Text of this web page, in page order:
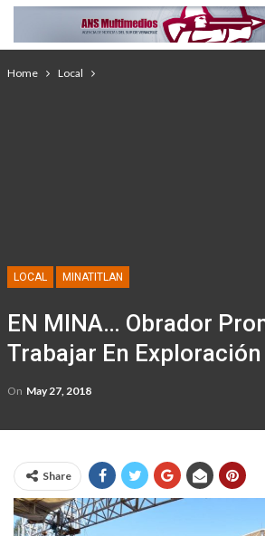
Home Local
LOCAL MINATITLAN
EN MINA… Obrador
Trabajar En
On May 27, 2018
Share